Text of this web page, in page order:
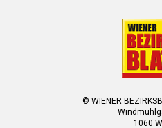
© WIENER
1060